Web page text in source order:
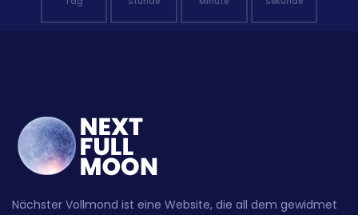
Nächster Vollmond ist eine Website, die all dem gewidmet